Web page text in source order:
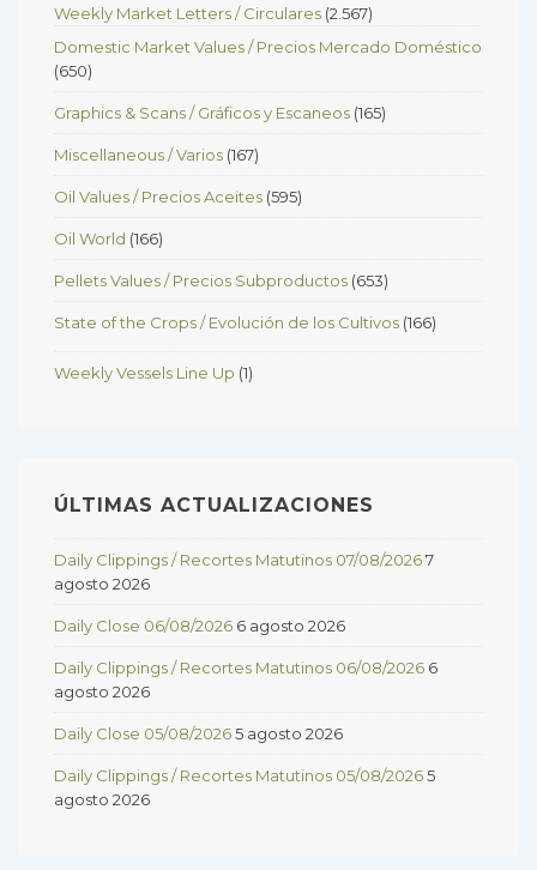
Weekly Market Letters / Circulares (2.567)
Domestic Market Values / Precios Mercado Doméstico
(650)
Graphics & Scans / Gráficos y Escaneos (165)
Miscellaneous / Varios (167)
Oil Values / Precios Aceites (595)
Oil World (166)
Pellets Values / Precios Subproductos (653)
State of the Crops / Evolución de los Cultivos (166)
Weekly Vessels Line Up (1)
ÚLTIMAS ACTUALIZACIONES
Daily Clippings / Recortes Matutinos 07/08/20267
agosto 2026
Daily Close 06/08/2026 6 agosto 2026
Daily Clippings / Recortes Matutinos 06/08/2026 6
agosto 2026
Daily Close 05/08/20265 agosto 2026
Daily Clippings / Recortes Matutinos 05/08/20265
agosto 2026